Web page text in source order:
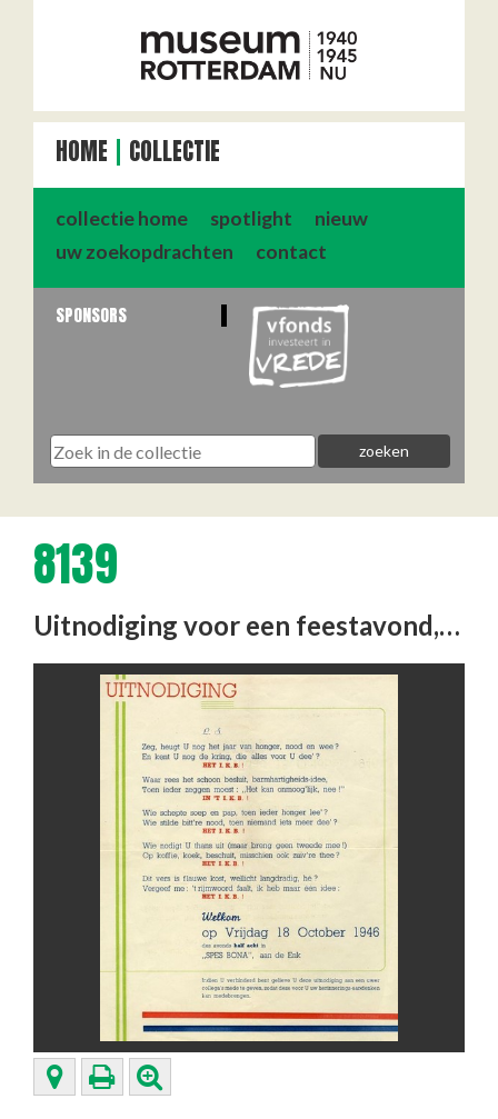
HOME COLLECTIE
collectie home spotlight
nieuw
uw zoekopdrachten
contact
SPONSORS
8139
Uitnodiging voor een feestavond, door het I.K.B. georganiseerd.